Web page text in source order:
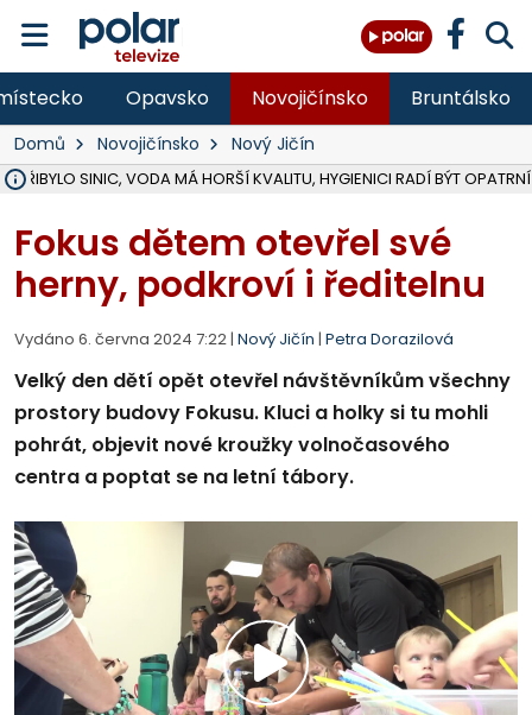
Opavsko Novojičínsko Bruntálsko
Domů Novojičínsko Nový Jičín
PŘIBYLO SINIC, VODA MÁ HORŠÍ KVALITU, HYGIENICI RADÍ BÝT OPATRNÍ
ÚOHS DAL ZÁTORU POKUTU 100 000 ZA CHYBY V ZAKÁZCE NA
Fokus dětem otevřel své
herny, podkroví i ředitelnu
Vydáno 6. června 2024 7:22 | Nový Jičín | Petra Dorazilová
Velký den dětí opět otevřel návštěvníkům všechny
prostory budovy Fokusu. Kluci a holky si tu mohli
pohrát, objevit nové kroužky volnočasového
centra a poptat se na letní tábory.
Přehrát